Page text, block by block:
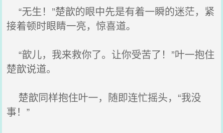
“无生！”楚歆的眼中先是有着一瞬的迷茫，紧
接着顿时眼睛一亮，惊喜道。
“歆儿，我来救你了。让你受苦了！”叶一抱住
楚歆说道。
楚歆同样抱住叶一，随即连忙摇头，“我没
事！”